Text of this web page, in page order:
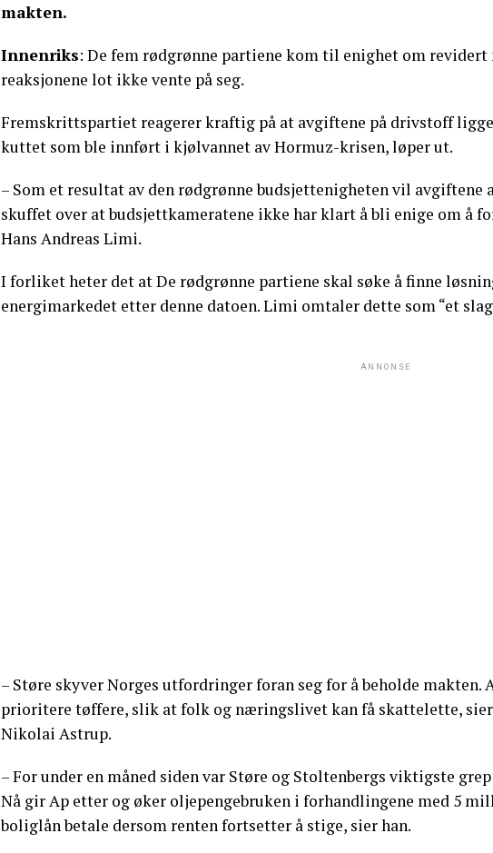
makten.
Innenriks: De fem rødgrønne partiene kom til enighet om revidert
reaksjonene lot ikke vente på seg.
Fremskrittspartiet reagerer kraftig på at avgiftene på drivstoff
kuttet som ble innført i kjølvannet av Hormuz-krisen, løper ut.
– Som et resultat av den rødgrønne budsjettenigheten vil avgiftene
skuffet over at budsjettkameratene ikke har klart å bli enige om å
Hans Andreas Limi.
I forliket heter det at De rødgrønne partiene skal søke å finne
energimarkedet etter denne datoen. Limi omtaler dette som “et
ANNONSE
– Støre skyver Norges utfordringer foran seg for å beholde
prioritere tøffere, slik at folk og næringslivet kan få skattelette,
Nikolai Astrup.
– For under en måned siden var Støre og Stoltenbergs viktigste
Nå gir Ap etter og øker oljepengebruken i forhandlingene med 5
boliglån betale dersom renten fortsetter å stige, sier han.